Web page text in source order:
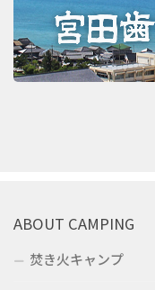
ABOUT CAMPING
焚き火キャンプ